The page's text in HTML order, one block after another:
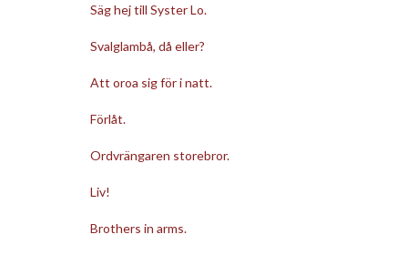
Säg hej till Syster Lo.
Svalglambå, då eller?
Att oroa sig för i natt.
Förlåt.
Ordvrängaren storebror.
Liv!
Brothers in arms.